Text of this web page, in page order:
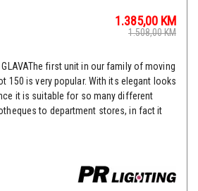
1.385,00 KM
1.508,00KM
GLAVAThe first unit in our family of moving
150 is very popular. With its elegant looks
it is suitable for so many different
to department stores, in fact it